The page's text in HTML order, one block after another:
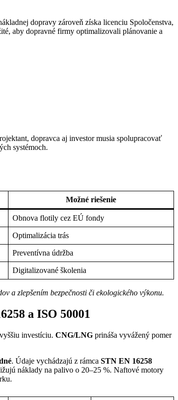
dopravy zároveň získa licenciu Spoločenstva,
aby dopravné firmy optimalizovali plánovanie a
dopravca aj investor musia spolupracovať
systémoch.
Možné riešenie
Obnova flotily cez EÚ fondy
Optimalizácia trás
Preventívna údržba
Digitalizované školenia
a zlepšením bezpečnosti či ekologického výkonu.
a ISO 50001
investíciu. CNG/LNG prináša vyvážený pomer
. Údaje vychádzajú z rámca STN EN 16258
náklady na palivo o 20–25 %. Naftové motory